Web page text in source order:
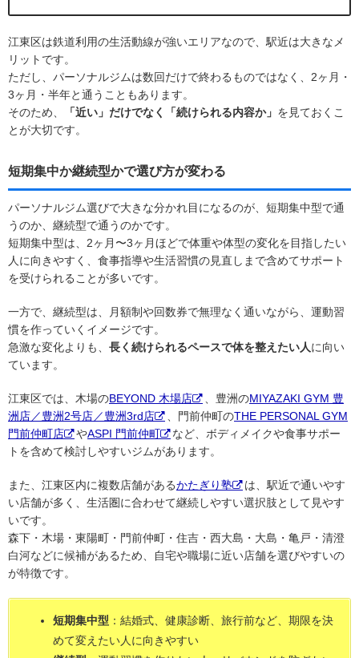
江東区は鉄道利用の生活動線が強いエリアなので、駅近は大きなメ
リットです。
ただし、パーソナルジムは数回だけで終わるものではなく、2ヶ月・
3ヶ月・半年と通うこともあります。
そのため、
「近い」だけでなく「続けられる内容か」 を見ておくこ
とが大切です。
短期集中か継続型かで選び方が変わる
パーソナルジム選びで大きな分かれ目になるのが、短期集中型で通
うのか、継続型で通うのかです。
短期集中型は、2ヶ月〜3ヶ月ほどで体重や体型の変化を目指したい
人に向きやすく、食事指導や生活習慣の見直しまで含めてサポート
を受けられることが多いです。
一方で、継続型は、月額制や回数券で無理なく通いながら、運動習
慣を作っていくイメージです。
急激な変化よりも、 長く続けられるペースで体を整えたい人に向い
ています。
江東区では、木場のBEYOND 木場店 、豊洲のMIYAZAKI GYM 豊
洲店／豊洲2号店／豊洲3rd店
、門前仲町のTHE PERSONAL GYM
門前仲町店
やASPI 門前仲町
など、ボディメイクや食事サポー
トを含めて検討しやすいジムがあります。
また、江東区内に複数店舗があるかたぎり塾
は、駅近で通いやす
い店舗が多く、生活圏に合わせて継続しやすい選択肢として見やす
いです。
森下・木場・東陽町・門前仲町・住吉・西大島・大島・亀戸・清澄
白河などに候補があるため、自宅や職場に近い店舗を選びやすいの
が特徴です。
短期集中型 ：結婚式、健康診断、旅行前など、期限を決
めて変えたい人に向きやすい